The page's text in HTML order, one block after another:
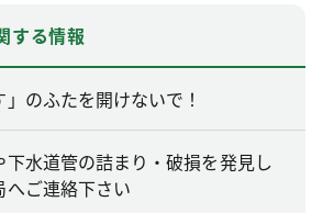
する情報
」のふたを開けないで！
下水道管の詰まり・破損を発見し
ご連絡下さい